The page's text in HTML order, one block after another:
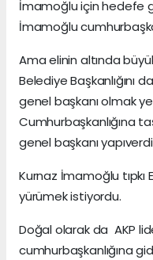
İmamoğlu için hedefe
İmamoğlu
Ama elinin altında
Belediye Başkanlığını
genel başkanı olmak
Cumhurbaşkanlığına
genel başkanı
Kurnaz İmamoğlu
yürümek istiyordu.
Doğal olarak da AKP
cumhurbaşkanlığına